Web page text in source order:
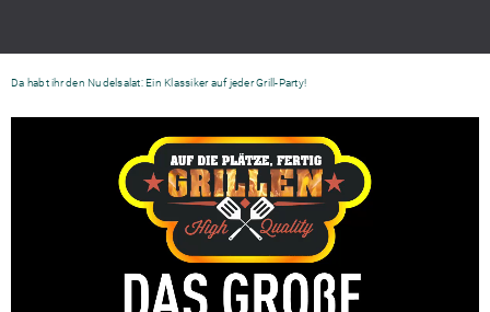
Da habt ihr den Nudelsalat: Ein Klassiker auf jeder Grill-Party!